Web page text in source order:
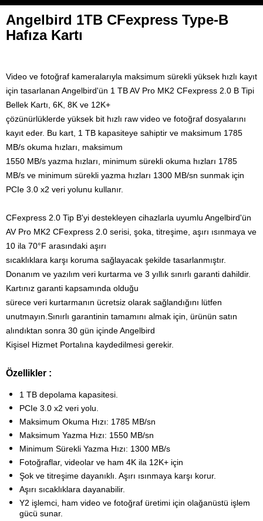
Angelbird 1TB CFexpress Type-B
Hafıza Kartı
Video ve fotoğraf kameralarıyla maksimum sürekli yüksek hızlı kayıt
için tasarlanan Angelbird'ün 1 TB AV Pro MK2 CFexpress 2.0 B Tipi
Bellek Kartı, 6K, 8K ve 12K+
çözünürlüklerde yüksek bit hızlı raw video ve fotoğraf dosyalarını
kayıt eder. Bu kart, 1 TB kapasiteye sahiptir ve maksimum 1785
MB/s okuma hızları, maksimum
1550 MB/s yazma hızları, minimum sürekli okuma hızları 1785
MB/s ve minimum sürekli yazma hızları 1300 MB/sn sunmak için
PCIe 3.0 x2 veri yolunu kullanır.
CFexpress 2.0 Tip B'yi destekleyen cihazlarla uyumlu Angelbird'ün
AV Pro MK2 CFexpress 2.0 serisi, şoka, titreşime, aşırı ısınmaya ve
10 ila 70°F arasındaki aşırı
sıcaklıklara karşı koruma sağlayacak şekilde tasarlanmıştır.
Donanım ve yazılım veri kurtarma ve 3 yıllık sınırlı garanti dahildir.
Kartınız garanti kapsamında olduğu
sürece veri kurtarmanın ücretsiz olarak sağlandığını lütfen
unutmayın. Sınırlı garantinin tamamını almak için, ürünün satın
alındıktan sonra 30 gün içinde Angelbird
Kişisel Hizmet Portalına kaydedilmesi gerekir.
Özellikler :
1 TB depolama kapasitesi.
PCIe 3.0 x2 veri yolu.
Maksimum Okuma Hızı: 1785 MB/sn
Maksimum Yazma Hızı: 1550 MB/sn
Minimum Sürekli Yazma Hızı: 1300 MB/s
Fotoğraflar, videolar ve ham 4K ila 12K+ için
Şok ve titreşime dayanıklı. Aşırı ısınmaya karşı korur.
Aşırı sıcaklıklara dayanabilir.
Y2 işlemci, ham video ve fotoğraf üretimi için olağanüstü işlem
gücü sunar.